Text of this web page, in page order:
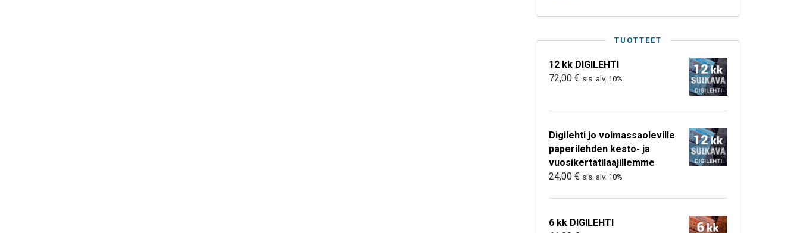
TUOTTEET
12 kk DIGILEHTI
72,00 € sis. alv. 10%
Digilehti jo voimassaoleville
paperilehden kesto- ja
vuosikertatilaajillemme
24,00 € sis. alv. 10%
6 kk DIGILEHTI